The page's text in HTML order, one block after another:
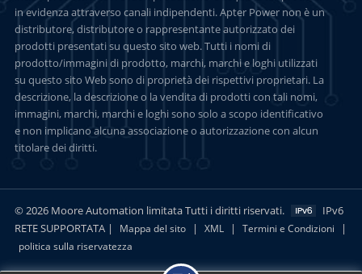
in evidenza attraverso canali indipendenti. Apter Power non è un
distributore, distributore o rappresentante autorizzato dei
prodotti presentati su questo sito web. Tutti i nomi di
prodotto/immagini di prodotto, marchi, marchi e loghi utilizzati
su questo sito Web sono di proprietà dei rispettivi proprietari. La
descrizione, la descrizione o la vendita di prodotti con tali nomi,
immagini, marchi, marchi e loghi sono solo a scopo identificativo
e non implicano alcuna associazione o autorizzazione con alcun
titolare dei diritti.
© 2026 Moore Automation limitata Tutti i diritti riservati.
IPv6
RETE SUPPORTATA |
Mappa del sito | XML | Termini e Condizioni |
politica sulla riservatezza